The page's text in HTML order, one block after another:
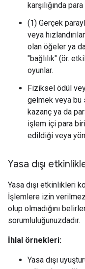
karşılığında
(1) Gerçek
veya
olan öğeler ya
"bağlılık" (ör.
oyunlar.
Fiziksel ödül
gelmek veya bu
kazanç ya da
işlem içi para
edildiği veya
Yasa dışı
Yasa dışı etkinlikleri
İşlemlere izin
olup olmadığını
sorumluluğunuzdadır.
İhlal örnekleri:
Yasa dışı